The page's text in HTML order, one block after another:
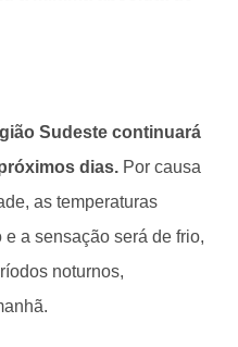
Sudeste continuará
dias. Por causa
as temperaturas
a sensação será de frio,
noturnos,